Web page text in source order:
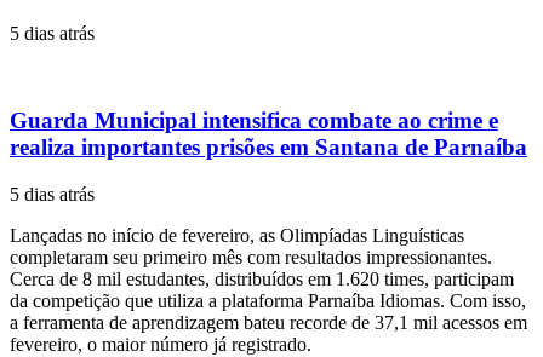
5 dias atrás
Guarda Municipal intensifica combate ao crime e
realiza importantes prisões em Santana de Parnaíba
5 dias atrás
Lançadas no início de fevereiro, as Olimpíadas Linguísticas
completaram seu primeiro mês com resultados impressionantes.
Cerca de 8 mil estudantes, distribuídos em 1.620 times, participam
da competição que utiliza a plataforma Parnaíba Idiomas. Com isso,
a ferramenta de aprendizagem bateu recorde de 37,1 mil acessos em
fevereiro, o maior número já registrado.